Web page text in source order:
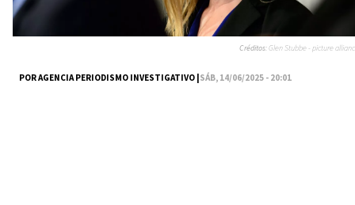
POR AGENCIA PERIODISMO INVESTIGATIVO |SÁB, 14/06/2025 - 20:01
Créditos:Glen Stubbe - picture allianc